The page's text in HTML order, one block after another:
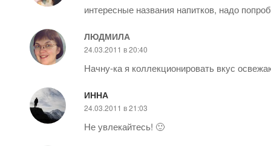
интересные названия напитков, надо
ЛЮДМИЛА
24.03.2011 в 20:40
Начну-ка я коллекционировать вкус
ИННА
24.03.2011 в 21:03
Не увлекайтесь! 🙂